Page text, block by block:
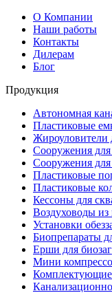
О Компании
Наши работы
Контакты
Дилерам
Блог
Продукция
Автономная
Пластиковые
Жироуловители
Сооружения
Сооружения
Пластиковые
Пластиковые
Кессоны для
Воздуховоды
Установки
Биопрепараты
Ерши для
Мини
Комплектующие